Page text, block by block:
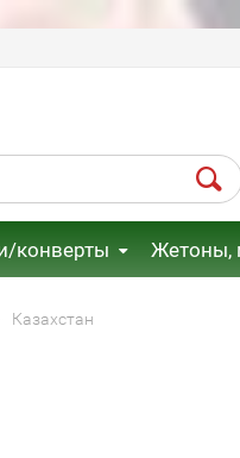
конверты Жетоны,
Казахстан